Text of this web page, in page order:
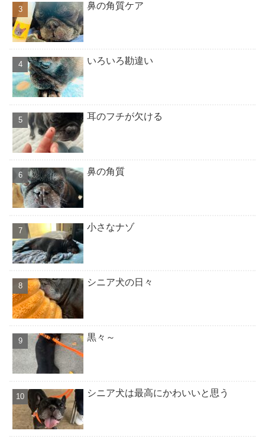
鼻の角質ケア
いろいろ勘違い
耳のフチが欠ける
鼻の角質
小さなナゾ
シニア犬の日々
黒々～
シニア犬は最高にかわいいと思う